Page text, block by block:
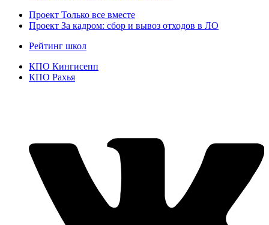
Проект Только все вместе
Проект За кадром: сбор и вывоз отходов в ЛО
Рейтинг школ
КПО Кингисепп
КПО Рахья